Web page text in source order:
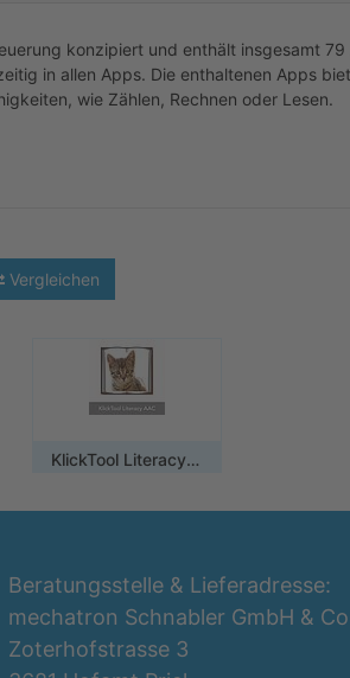
konzipiert und enthält insgesamt
in allen Apps. Die enthaltenen Apps
wie Zählen, Rechnen oder Lesen.
Vergleichen
KlickTool Literacy AAC / Einzelplatzlizenz
Beratungsstelle & Lieferadresse:
mechatron Schnabler GmbH & Co
Zoterhofstrasse 3